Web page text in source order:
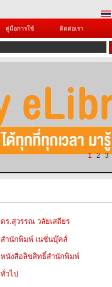
คู่มือการใช้ ติดต่อเรา
1 2 3
ดร.สุวรรณ วลัยเสถียร
สำนักพิมพ์ เนชั่นบุ๊คส์
หนังสือลิขสิทธิ์สำนักพิมพ์
ทั่วไป